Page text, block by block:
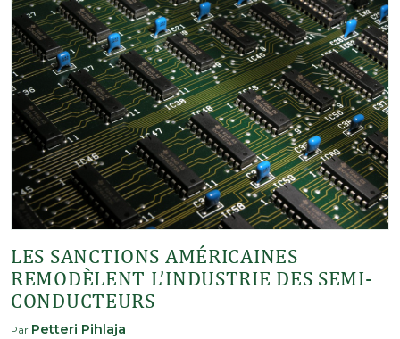
LES SANCTIONS AMÉRICAINES
REMODÈLENT L’INDUSTRIE DES SEMI-
CONDUCTEURS
Par Petteri Pihlaja